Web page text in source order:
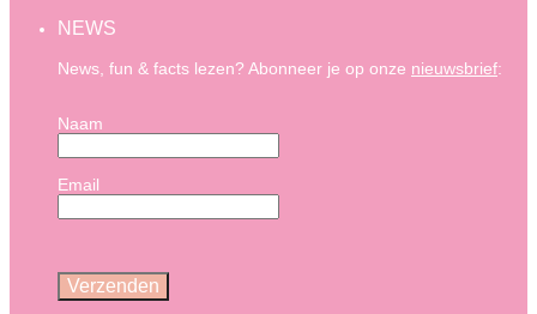
NEWS
News, fun & facts lezen? Abonneer je op onze nieuwsbrief:
Naam
Email